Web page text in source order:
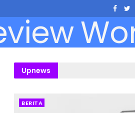
Upnews
BERITA